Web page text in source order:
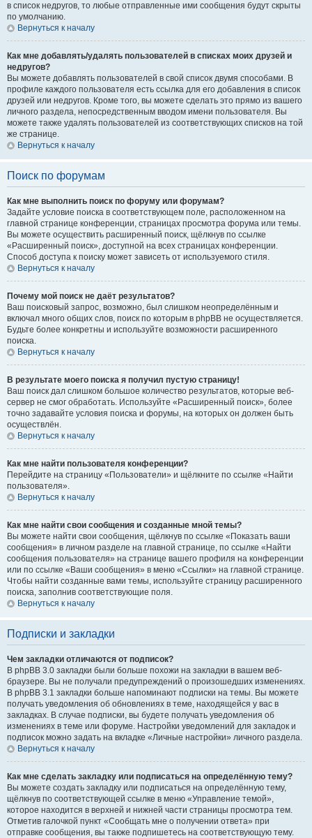
в список недругов, то любые отправленные ими сообщения будут скрыты
по умолчанию.
Вернуться к началу
Как мне добавлять/удалять пользователей в списках моих друзей и
недругов?
Вы можете добавлять пользователей в свой список двумя способами. В
профиле каждого пользователя есть ссылка для его добавления в список
друзей или недругов. Кроме того, вы можете сделать это прямо из вашего
личного раздела, непосредственным вводом имени пользователя. Вы
можете также удалять пользователей из соответствующих списков на той
же странице.
Вернуться к началу
Поиск по форумам
Как мне выполнить поиск по форуму или форумам?
Задайте условие поиска в соответствующем поле, расположенном на
главной странице конференции, страницах просмотра форума или темы.
Вы можете осуществить расширенный поиск, щёлкнув по ссылке
«Расширенный поиск», доступной на всех страницах конференции.
Способ доступа к поиску может зависеть от используемого стиля.
Вернуться к началу
Почему мой поиск не даёт результатов?
Ваш поисковый запрос, возможно, был слишком неопределённым и
включал много общих слов, поиск по которым в phpBB не осуществляется.
Будьте более конкретны и используйте возможности расширенного
поиска.
Вернуться к началу
В результате моего поиска я получил пустую страницу!
Ваш поиск дал слишком большое количество результатов, которые веб-
сервер не смог обработать. Используйте «Расширенный поиск», более
точно задавайте условия поиска и форумы, на которых он должен быть
осуществлён.
Вернуться к началу
Как мне найти пользователя конференции?
Перейдите на страницу «Пользователи» и щёлкните по ссылке «Найти
пользователя».
Вернуться к началу
Как мне найти свои сообщения и созданные мной темы?
Вы можете найти свои сообщения, щёлкнув по ссылке «Показать ваши
сообщения» в личном разделе на главной странице, по ссылке «Найти
сообщения пользователя» на странице вашего профиля на конференции
или по ссылке «Ваши сообщения» в меню «Ссылки» на главной странице.
Чтобы найти созданные вами темы, используйте страницу расширенного
поиска, заполнив соответствующие поля.
Вернуться к началу
Подписки и закладки
Чем закладки отличаются от подписок?
В phpBB 3.0 закладки были больше похожи на закладки в вашем веб-
браузере. Вы не получали предупреждений о произошедших изменениях.
В phpBB 3.1 закладки больше напоминают подписки на темы. Вы можете
получать уведомления об обновлениях в теме, находящейся у вас в
закладках. В случае подписки, вы будете получать уведомления об
изменениях в теме или форуме. Настройки уведомлений для закладок и
подписок можно задать на вкладке «Личные настройки» личного раздела.
Вернуться к началу
Как мне сделать закладку или подписаться на определённую тему?
Вы можете создать закладку или подписаться на определённую тему,
щёлкнув по соответствующей ссылке в меню «Управление темой»,
которое находится в верхней и нижней части страницы просмотра тем.
Отметив галочкой пункт «Сообщать мне о получении ответа» при
отправке сообщения, вы также подпишетесь на соответствующую тему.